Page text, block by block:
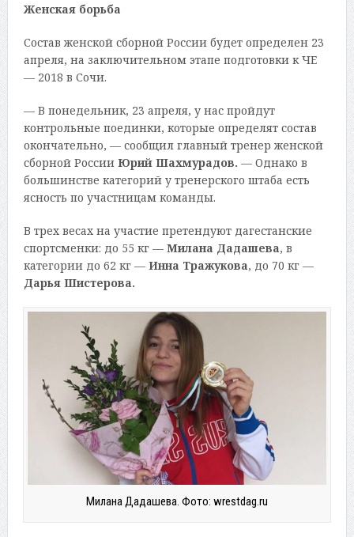
Женская борьба
Состав женской сборной России будет определен 23
апреля, на заключительном этапе подготовки к ЧЕ
— 2018 в Сочи.
— В понедельник, 23 апреля, у нас пройдут
контрольные поединки, которые определят состав
окончательно, — сообщил главный тренер женской
сборной России Юрий Шахмурадов. — Однако в
большинстве категорий у тренерского штаба есть
ясность по участницам команды.
В трех весах на участие претендуют дагестанские
спортсменки: до 55 кг — Милана Дадашева, в
категории до 62 кг — Инна Тражукова, до 70 кг —
Дарья Шистерова.
Милана Дадашева. Фото: wrestdag.ru